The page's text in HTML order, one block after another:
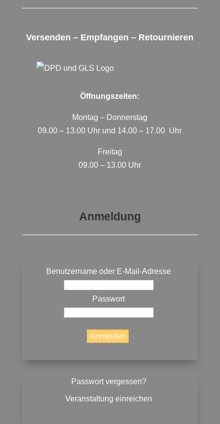
Versenden – Empfangen – Retournieren
Öffnungszeiten:
Montag – Donnerstag
09.00 – 13.00 Uhr und 14.00 – 17.00 Uhr
Freitag
09.00 – 13.00 Uhr
Anmeldung
Benutzername oder E-Mail-Adresse
Passwort
Passwort vergessen?
Veranstaltung einreichen